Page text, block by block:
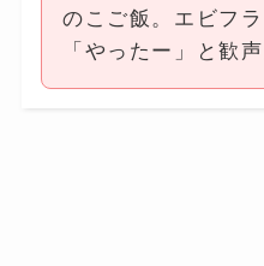
のこご飯。エビフ
「やったー」と歓